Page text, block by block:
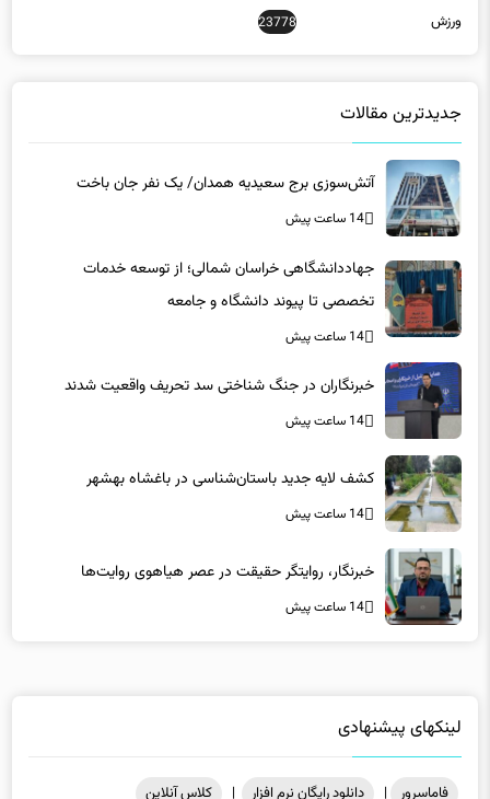
ورزش 23778
جدیدترین مقالات
آتش‌سوزی برج سعیدیه همدان/ یک نفر جان باخت
14 ساعت پیش
جهاددانشگاهی خراسان شمالی؛ از توسعه خدمات
تخصصی تا پیوند دانشگاه و جامعه
14 ساعت پیش
خبرنگاران در جنگ شناختی سد تحریف واقعیت شدند
14 ساعت پیش
کشف لایه جدید باستان‌شناسی در باغشاه بهشهر
14 ساعت پیش
خبرنگار، روایتگر حقیقت در عصر هیاهوی روایت‌ها
14 ساعت پیش
لینکهای پیشنهادی
فاماسرور | دانلود رایگان نرم افزار | کلاس آنلاین